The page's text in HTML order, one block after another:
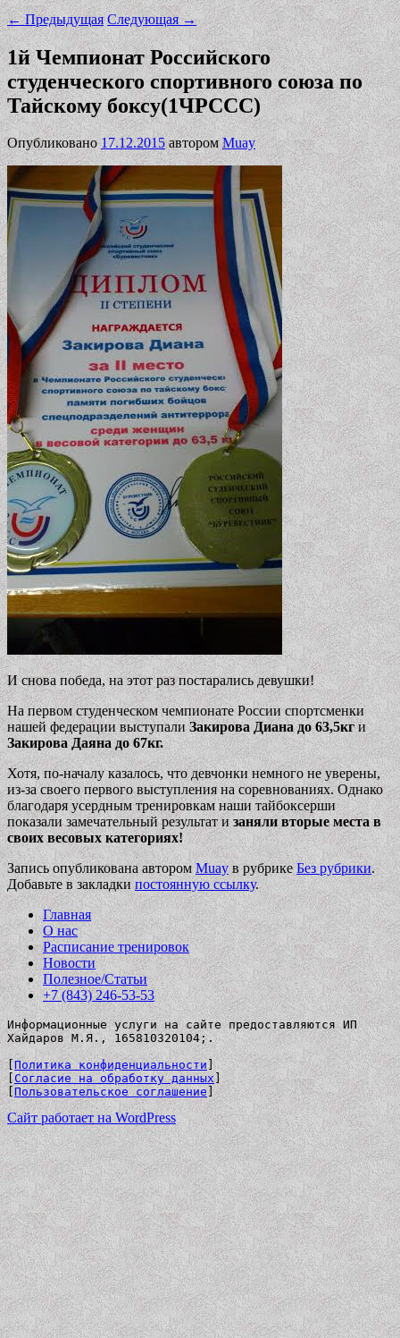
←Предыдущая Следующая→
1й Чемпионат Российского
студенческого спортивного союза по
Тайскому боксу(1ЧРССС)
Опубликовано17.12.2015 авторомMuay
И снова победа, на этот раз постарались девушки!
На первом студенческом чемпионате России спортсменки
нашей федерации выступалиЗакирова Диана до 63,5кги
Закирова Даяна до 67кг.
Хотя, по-началу казалось, что девчонки немного не уверены,
из-за своего первого выступления на соревнованиях. Однако
благодаря усердным тренировкам наши тайбоксерши
показали замечательный результат изаняли вторые места в
своих весовых категориях!
Запись опубликована авторомMuayв рубрикеБез рубрики.
Добавьте в закладкипостоянную ссылку.
Главная
О нас
Расписание тренировок
Новости
Полезное/Статьи
+7 (843) 246-53-53
Информационные услуги на сайте предоставляются ИП
Хайдаров М.Я., 165810320104;.
[Политика конфиденциальности]
[Согласие на обработку данных ]
[Пользовательское соглашение]
Сайт работает на WordPress